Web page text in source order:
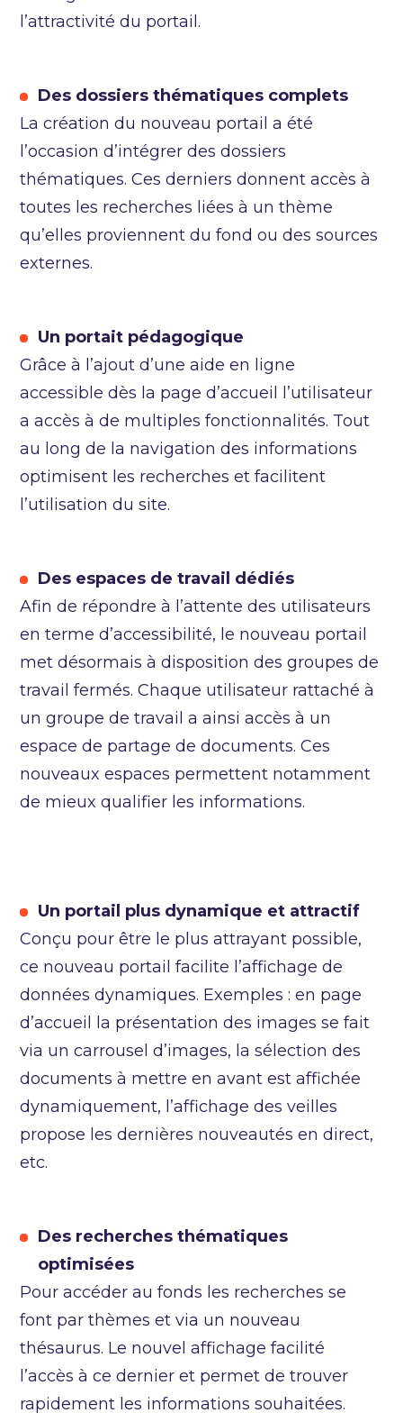
l’attractivité du portail.
Des dossiers thématiques complets
La création du nouveau portail a été
l’occasion d’intégrer des dossiers
thématiques. Ces derniers donnent accès à
toutes les recherches liées à un thème
qu’elles proviennent du fond ou des sources
externes.
Un portait pédagogique
Grâce à l’ajout d’une aide en ligne
accessible dès la page d’accueil l’utilisateur
a accès à de multiples fonctionnalités. Tout
au long de la navigation des informations
optimisent les recherches et facilitent
l’utilisation du site.
Des espaces de travail dédiés
Afin de répondre à l’attente des utilisateurs
en terme d’accessibilité, le nouveau portail
met désormais à disposition des groupes de
travail fermés. Chaque utilisateur rattaché à
un groupe de travail a ainsi accès à un
espace de partage de documents. Ces
nouveaux espaces permettent notamment
de mieux qualifier les informations.
Un portail plus dynamique et attractif
Conçu pour être le plus attrayant possible,
ce nouveau portail facilite l’affichage de
données dynamiques. Exemples : en page
d’accueil la présentation des images se fait
via un carrousel d’images, la sélection des
documents à mettre en avant est affichée
dynamiquement, l’affichage des veilles
propose les dernières nouveautés en direct,
etc.
Des recherches thématiques
optimisées
Pour accéder au fonds les recherches se
font par thèmes et via un nouveau
thésaurus. Le nouvel affichage facilité
l’accès à ce dernier et permet de trouver
rapidement les informations souhaitées.